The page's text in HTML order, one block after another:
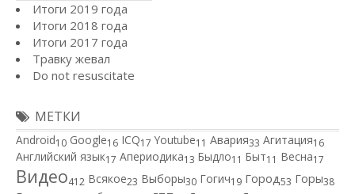
Итоги 2019 года
Итоги 2018 года
Итоги 2017 года
Травку жевал
Do not resuscitate
МЕТКИ
Android10 Google16 ICQ17 Youtube11 Авария33 Агитация16
Английский язык17 Апериодика13 Быдло11 Быт11 Весна17
Видео412 Всякое23 Выборы30 Гогич19 Город53 Горы38